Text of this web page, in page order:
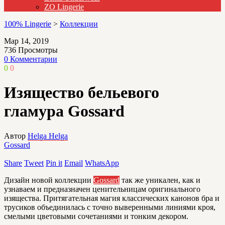
ZO Lingerie
100% Lingerie > Коллекции
Мар 14, 2019
736 Просмотры
0 Комментарии
0 0
Изящество бельевого
гламура Gossard
Автор Helga Helga
Gossard
Share Tweet Pin it Email WhatsApp
Дизайн новой коллекции Gossard так же уникален, как и
узнаваем и предназначен ценительницам оригинального
изящества. Притягательная магия классических канонов бра и
трусиков объединилась с точно выверенными линиями кроя,
смелыми цветовыми сочетаниями и тонким декором.